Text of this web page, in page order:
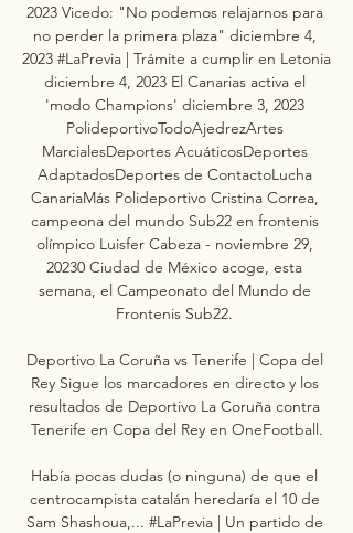
2023 Vicedo: "No podemos relajarnos para
no perder la primera plaza" diciembre 4,
2023 #LaPrevia | Trámite a cumplir en Letonia
diciembre 4, 2023 El Canarias activa el
'modo Champions' diciembre 3, 2023
PolideportivoTodoAjedrezArtes
MarcialesDeportes AcuáticosDeportes
AdaptadosDeportes de ContactoLucha
CanariaMás Polideportivo Cristina Correa,
campeona del mundo Sub22 en frontenis
olímpico Luisfer Cabeza - noviembre 29,
20230 Ciudad de México acoge, esta
semana, el Campeonato del Mundo de
Frontenis Sub22.
Deportivo La Coruña vs Tenerife | Copa del
Rey Sigue los marcadores en directo y los
resultados de Deportivo La Coruña contra
Tenerife en Copa del Rey en OneFootball.
Había pocas dudas (o ninguna) de que el
centrocampista catalán heredaría el 10 de
Sam Shashoua,... #LaPrevia | Un partido de